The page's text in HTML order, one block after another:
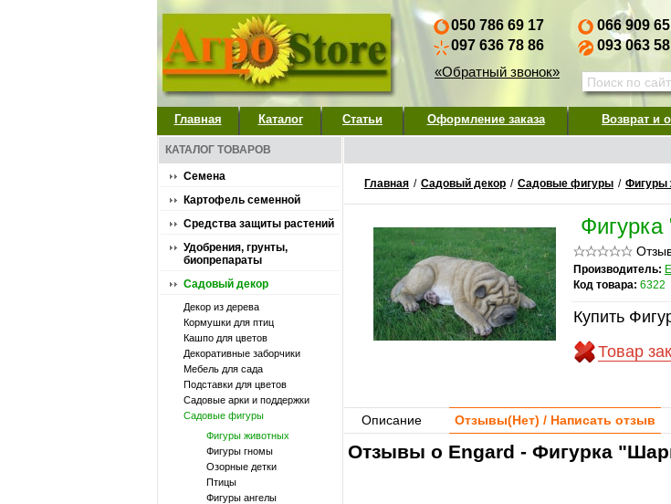
050 786 69 17
097 636 78 86
«Обратный звонок»
066 909
093 063
Главная Каталог Статьи Оформление заказа Возврат и
КАТАЛОГ ТОВАРОВ
Семена
Картофель семенной
Средства защиты растений
Удобрения, грунты,
биопрепараты
Садовый декор
Декор из дерева
Кормушки для птиц
Кашпо для цветов
Декоративные заборчики
Мебель для сада
Подставки для цветов
Садовые арки и поддержки
Садовые фигуры
Фигуры животных
Фигуры гномы
Озорные детки
Птицы
Фигуры ангелы
Главная / Садовый декор / Садовые фигуры / Фигуры
Производитель:
Код товара: 6322
Купить
Товар
Описание Отзывы(Нет) / Написать отзыв
Отзывы о Engard - Фигурка